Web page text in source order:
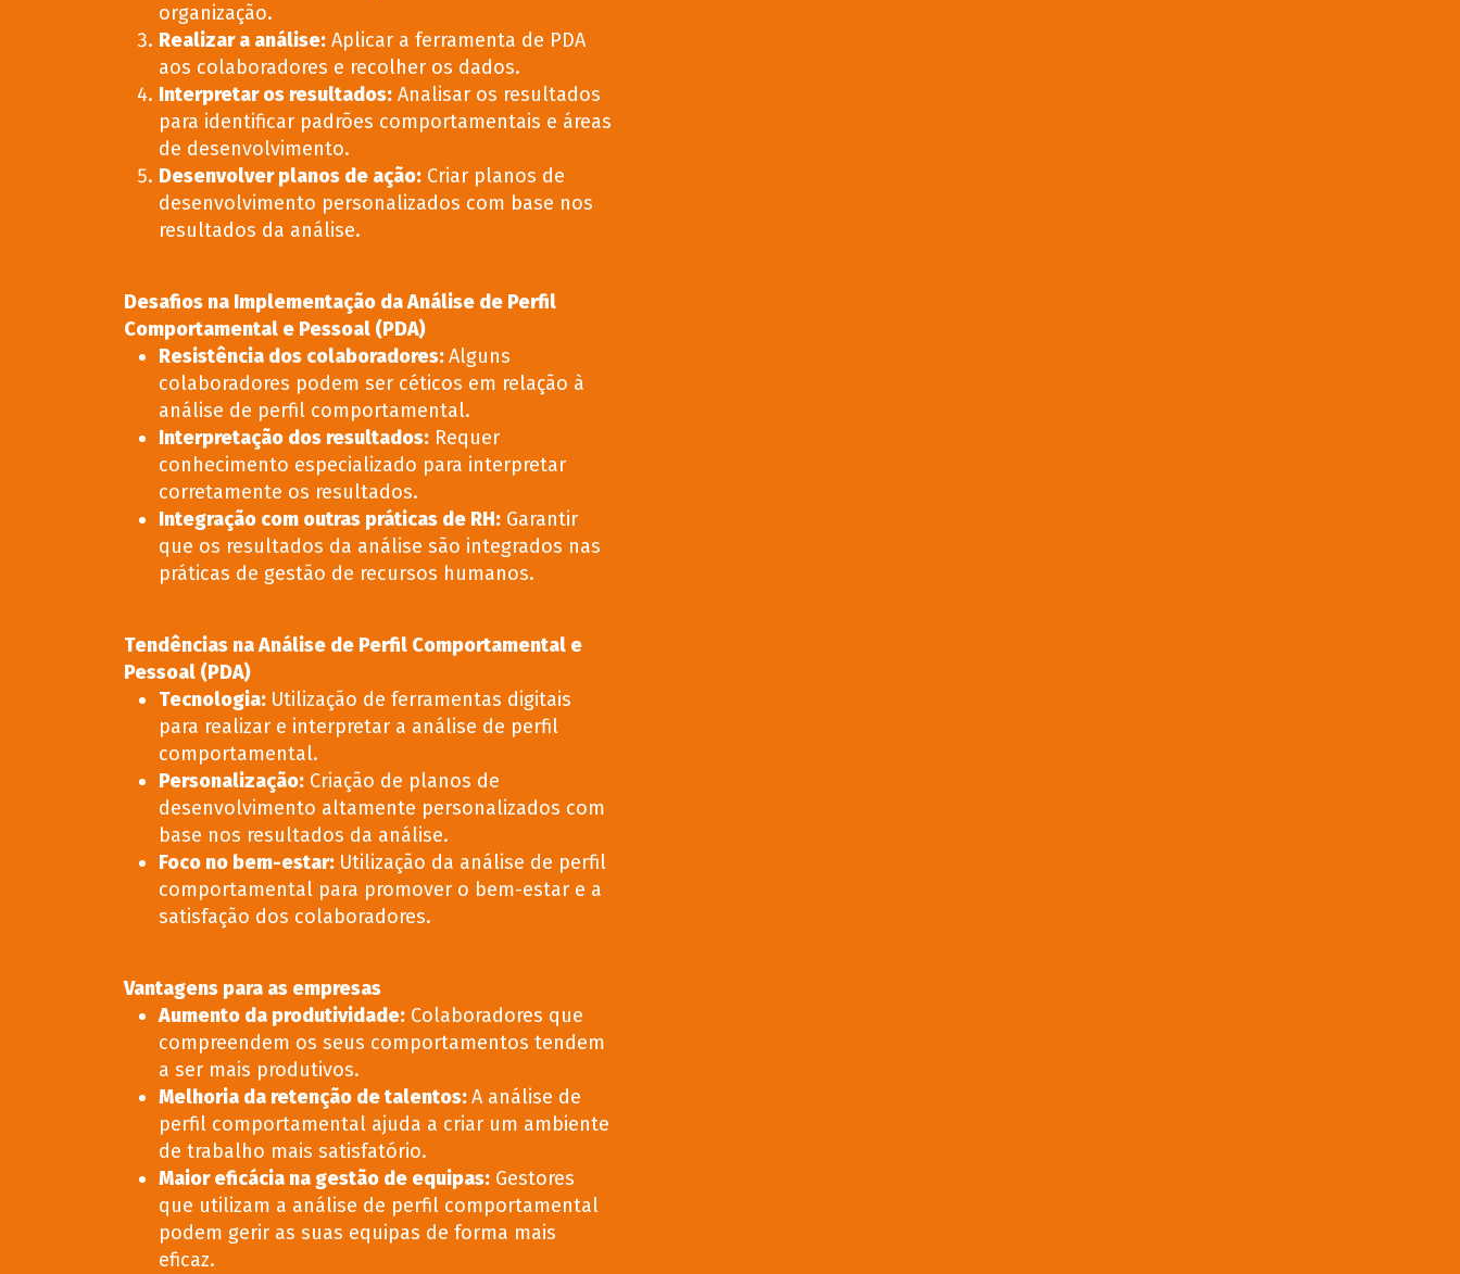
organização.
Realizar a análise: Aplicar a ferramenta de PDA
aos colaboradores e recolher os dados.
Interpretar os resultados: Analisar os resultados
para identificar padrões comportamentais e áreas
de desenvolvimento.
Desenvolver planos de ação: Criar planos de
desenvolvimento personalizados com base nos
resultados da análise.
Desafios na Implementação da Análise de Perfil
Comportamental e Pessoal (PDA)
Resistência dos colaboradores:Alguns
colaboradores podem ser céticos em relação à
análise de perfil comportamental.
Interpretação dos resultados: Requer
conhecimento especializado para interpretar
corretamente os resultados.
Integração com outras práticas de RH: Garantir
que os resultados da análise são integrados nas
práticas de gestão de recursos humanos.
Tendências na Análise de Perfil Comportamental e
Pessoal (PDA)
Tecnologia: Utilização de ferramentas digitais
para realizar e interpretar a análise de perfil
comportamental.
Personalização: Criação de planos de
desenvolvimento altamente personalizados com
base nos resultados da análise.
Foco no bem-estar: Utilização da análise de perfil
comportamental para promover o bem-estar e a
satisfação dos colaboradores.
Vantagens para as empresas
Aumento da produtividade: Colaboradores que
compreendem os seus comportamentos tendem
a ser mais produtivos.
Melhoria da retenção de talentos:A análise de
perfil comportamental ajuda a criar um ambiente
de trabalho mais satisfatório.
Maior eficácia na gestão de equipas: Gestores
que utilizam a análise de perfil comportamental
podem gerir as suas equipas de forma mais
eficaz.